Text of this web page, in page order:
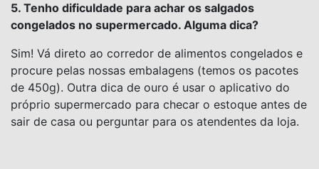
5. Tenho dificuldade para achar os salgados
congelados no supermercado. Alguma dica?
Sim! Vá direto ao corredor de alimentos congelados e
procure pelas nossas embalagens (temos os pacotes
de 450g). Outra dica de ouro é usar o aplicativo do
próprio supermercado para checar o estoque antes de
sair de casa ou perguntar para os atendentes da loja.